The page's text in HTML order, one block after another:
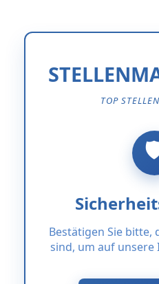
TOP
Bestätigen Sie bitte,
sind, um auf